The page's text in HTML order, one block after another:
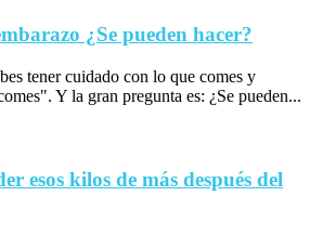
¿Se pueden hacer?
tener cuidado con lo que comes y
Y la gran pregunta es: ¿Se pueden...
esos kilos de más después del